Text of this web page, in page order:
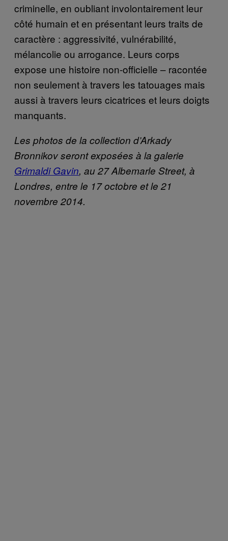
criminelle, en oubliant involontairement leur
côté humain et en présentant leurs traits de
caractère : aggressivité, vulnérabilité,
mélancolie ou arrogance. Leurs corps
expose une histoire non-officielle – racontée
non seulement à travers les tatouages mais
aussi à travers leurs cicatrices et leurs doigts
manquants.
Les photos de la collection d’Arkady
Bronnikov seront exposées à la galerie
Grimaldi Gavin, au 27 Albemarle Street, à
Londres, entre le 17 octobre et le 21
novembre 2014.